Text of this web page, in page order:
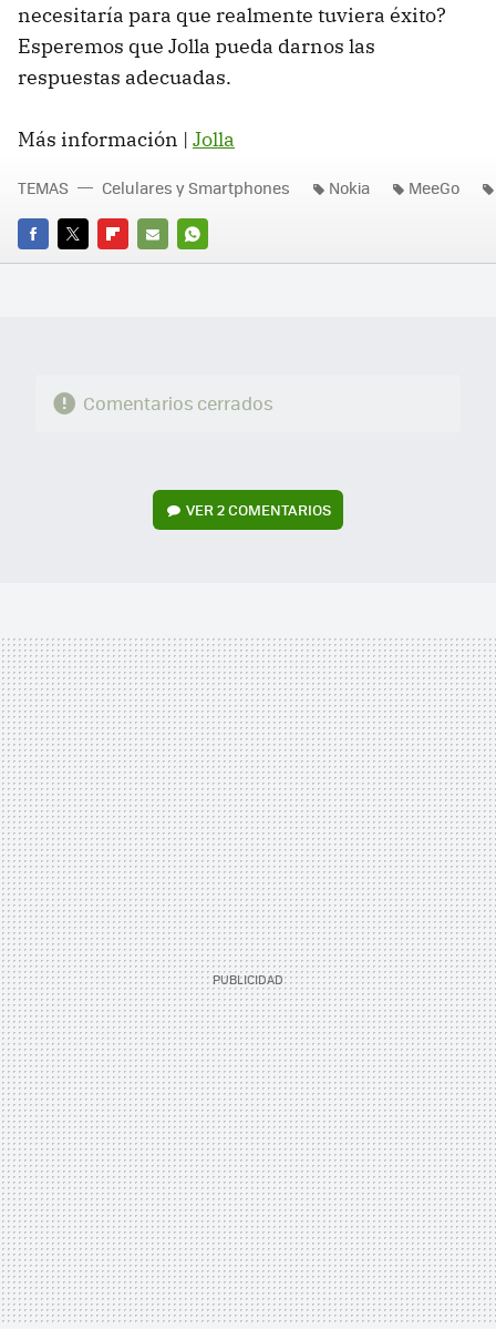
necesitaría para que realmente tuviera éxito?
Esperemos que Jolla pueda darnos las
respuestas adecuadas.
Más información | Jolla
FACEBOOK
TWITTERFLIPBOARD
E-
WHATSAPP
TEMAS Celulares y Smartphones Nokia MeeGo
Comentarios cerrados
VER2 COMENTARIOS